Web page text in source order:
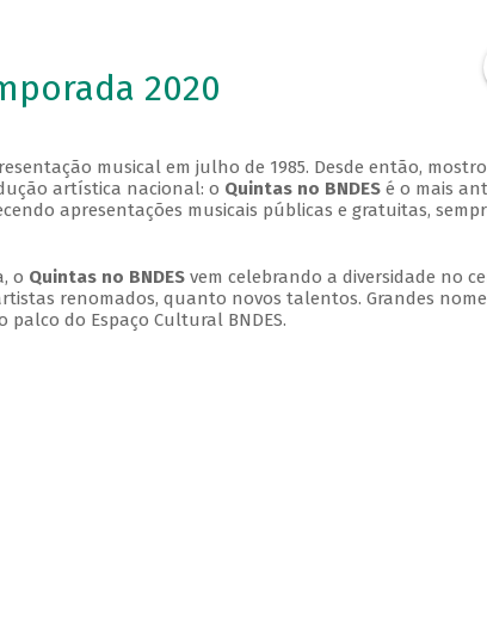
2020
musical em julho de 1985. Desde então,
artística nacional: o Quintas no BNDESé o mais
apresentações musicais públicas e gratuitas,
o Quintas no BNDESvem celebrando a diversidade no
renomados, quanto novos talentos. Grandes
palco do Espaço Cultural BNDES.